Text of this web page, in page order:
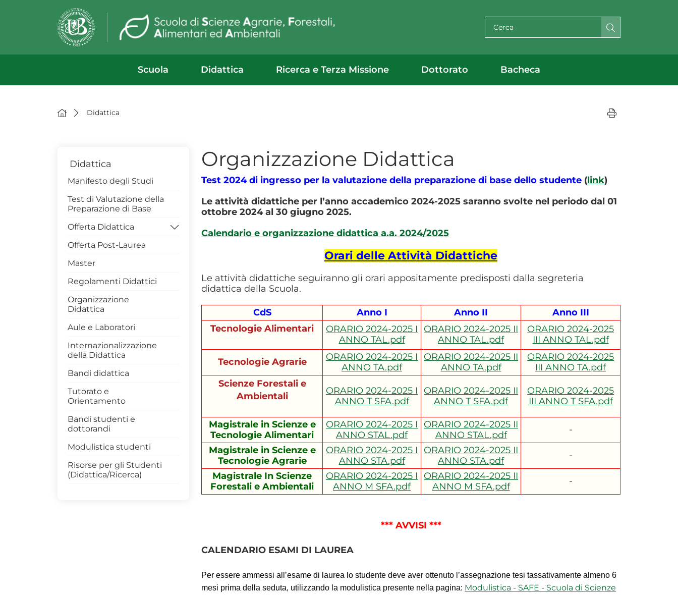
Scuola Didattica Ricerca e Terza Missione Dottorato Bacheca
Didattica
Organizzazione Didattica
Test 2024 di ingresso per la valutazione della preparazione di base dello studente (link)
Le attività didattiche per l’anno accademico 2024-2025 saranno svolte nel periodo dal 01
ottobre 2024 al 30 giugno 2025.
Calendario e organizzazione didattica a.a. 2024/2025
Orari delle Attività Didattiche
Le attività didattiche seguiranno gli orari appositamente predisposti dalla segreteria
didattica della Scuola.
CdS Anno I Anno II
Anno III
Tecnologie Alimentari
ORARIO 2024-2025 I
ANNO TAL.pdf
ORARIO 2024-2025 II
ANNO TAL.pdf
ORARIO 2024-2025
III ANNO TAL.pdf
Tecnologie Agrarie
ORARIO 2024-2025 I
ANNO TA.pdf
ORARIO 2024-2025 II
ANNO TA.pdf
ORARIO 2024-2025
III ANNO TA.pdf
Scienze Forestali e
Ambientali
ORARIO 2024-2025 I
ANNO T SFA.pdf
ORARIO 2024-2025 II
ANNO T SFA.pdf
ORARIO 2024-2025
III ANNO T SFA.pdf
Magistrale in Scienze e
Tecnologie Alimentari
ORARIO 2024-2025 I
ANNO STAL.pdf
ORARIO 2024-2025 II
ANNO STAL.pdf
-
Magistrale in Scienze e
Tecnologie Agrarie
ORARIO 2024-2025 I
ANNO STA.pdf
ORARIO 2024-2025 II
ANNO STA.pdf
-
Magistrale In Scienze
Forestali e Ambientali
ORARIO 2024-2025 I
ANNO M SFA.pdf
ORARIO 2024-2025 II
ANNO M SFA.pdf
-
*** AVVISI ***
CALENDARIO ESAMI DI LAUREA
Per essere ammessi all’esame di laurea lo studente deve aver ottenuto l’assegnazione tesi tassativamente almeno 6
mesi prima della seduta, utilizzando la modulistica presente nella pagina: Modulistica - SAFE - Scuola di Scienze
Didattica
Manifesto degli Studi
Test di Valutazione della
Preparazione di Base
Offerta Didattica
====> Corsi di Studio
Attivi
> LM Scienze Forestali e
Ambientali - 0423
> LM Scienze e
Tecnologie Agrarie - 0422
> LM Scienze e
Tecnologie Alimentari -
0424
> Scienze Forestali e
Ambientali - 0427
> Tecnologie Agrarie -
0425
> Tecnologie Alimentari -
0421
Rapporto-qualità-
Offerta Post-Laurea
Master
Regolamenti Didattici
Organizzazione
Didattica
Aule e Laboratori
Internazionalizzazione
della Didattica
Bandi didattica
Tutorato e
Orientamento
Bandi studenti e
dottorandi
Modulistica studenti
Risorse per gli Studenti
(Didattica/Ricerca)